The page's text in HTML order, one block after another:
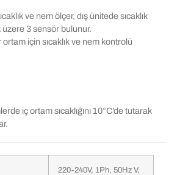
ve nem ölçer, dış ünitede sıcaklık
3 sensör bulunur.
için sıcaklık ve nem kontrolü
iç ortam sıcaklığını 10°C’de tutarak
220-240V, 1Ph, 50Hz V,